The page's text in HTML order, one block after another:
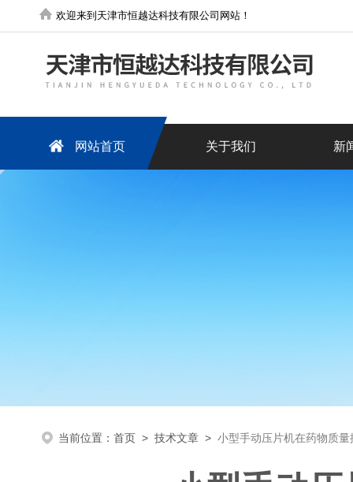
欢迎来到天津市恒越达科技有限公司网站！
网站首页 关于我们 新
当前位置： 首页 > 技术文章 > 小型手动压片机在药物质